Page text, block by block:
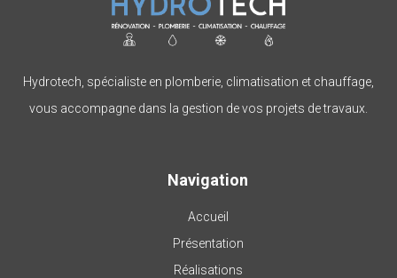
Hydrotech, spécialiste en plomberie, climatisation et chauffage,
vous accompagne dans la gestion de vos projets de travaux.
Navigation
Accueil
Présentation
Réalisations